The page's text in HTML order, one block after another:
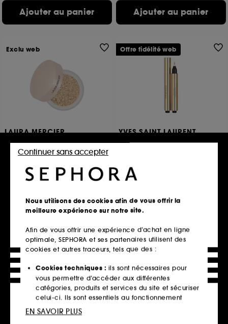
Ajouter au panier Ajouter au panier
LAURA MERCIER
Poudre Libre Fixante Format Voyage
À partir de
27,00€
4 teintes disponibles
Ajouter au panier
Exclu web
YVES SAINT LAURENT
32,25€
Prix d'origine : 43,00€
Ajouter au panier
Offre fidélité web
Nous utilisons des cookies afin de vous offrir la
meilleure expérience sur notre site.
Afin de vous offrir une expérience d’achat en ligne
optimale, SEPHORA et ses partenaires utilisent des
cookies et autres traceurs, tels que des :
Cookies techniques : ils sont nécessaires pour
vous permettre d’accéder aux différentes
catégories, produits et services du site et sécuriser
celui-ci. Ils sont essentiels au fonctionnement
technique du site et ne peuvent être désactivés.
Continuer sans accepter
EN SAVOIR PLUS